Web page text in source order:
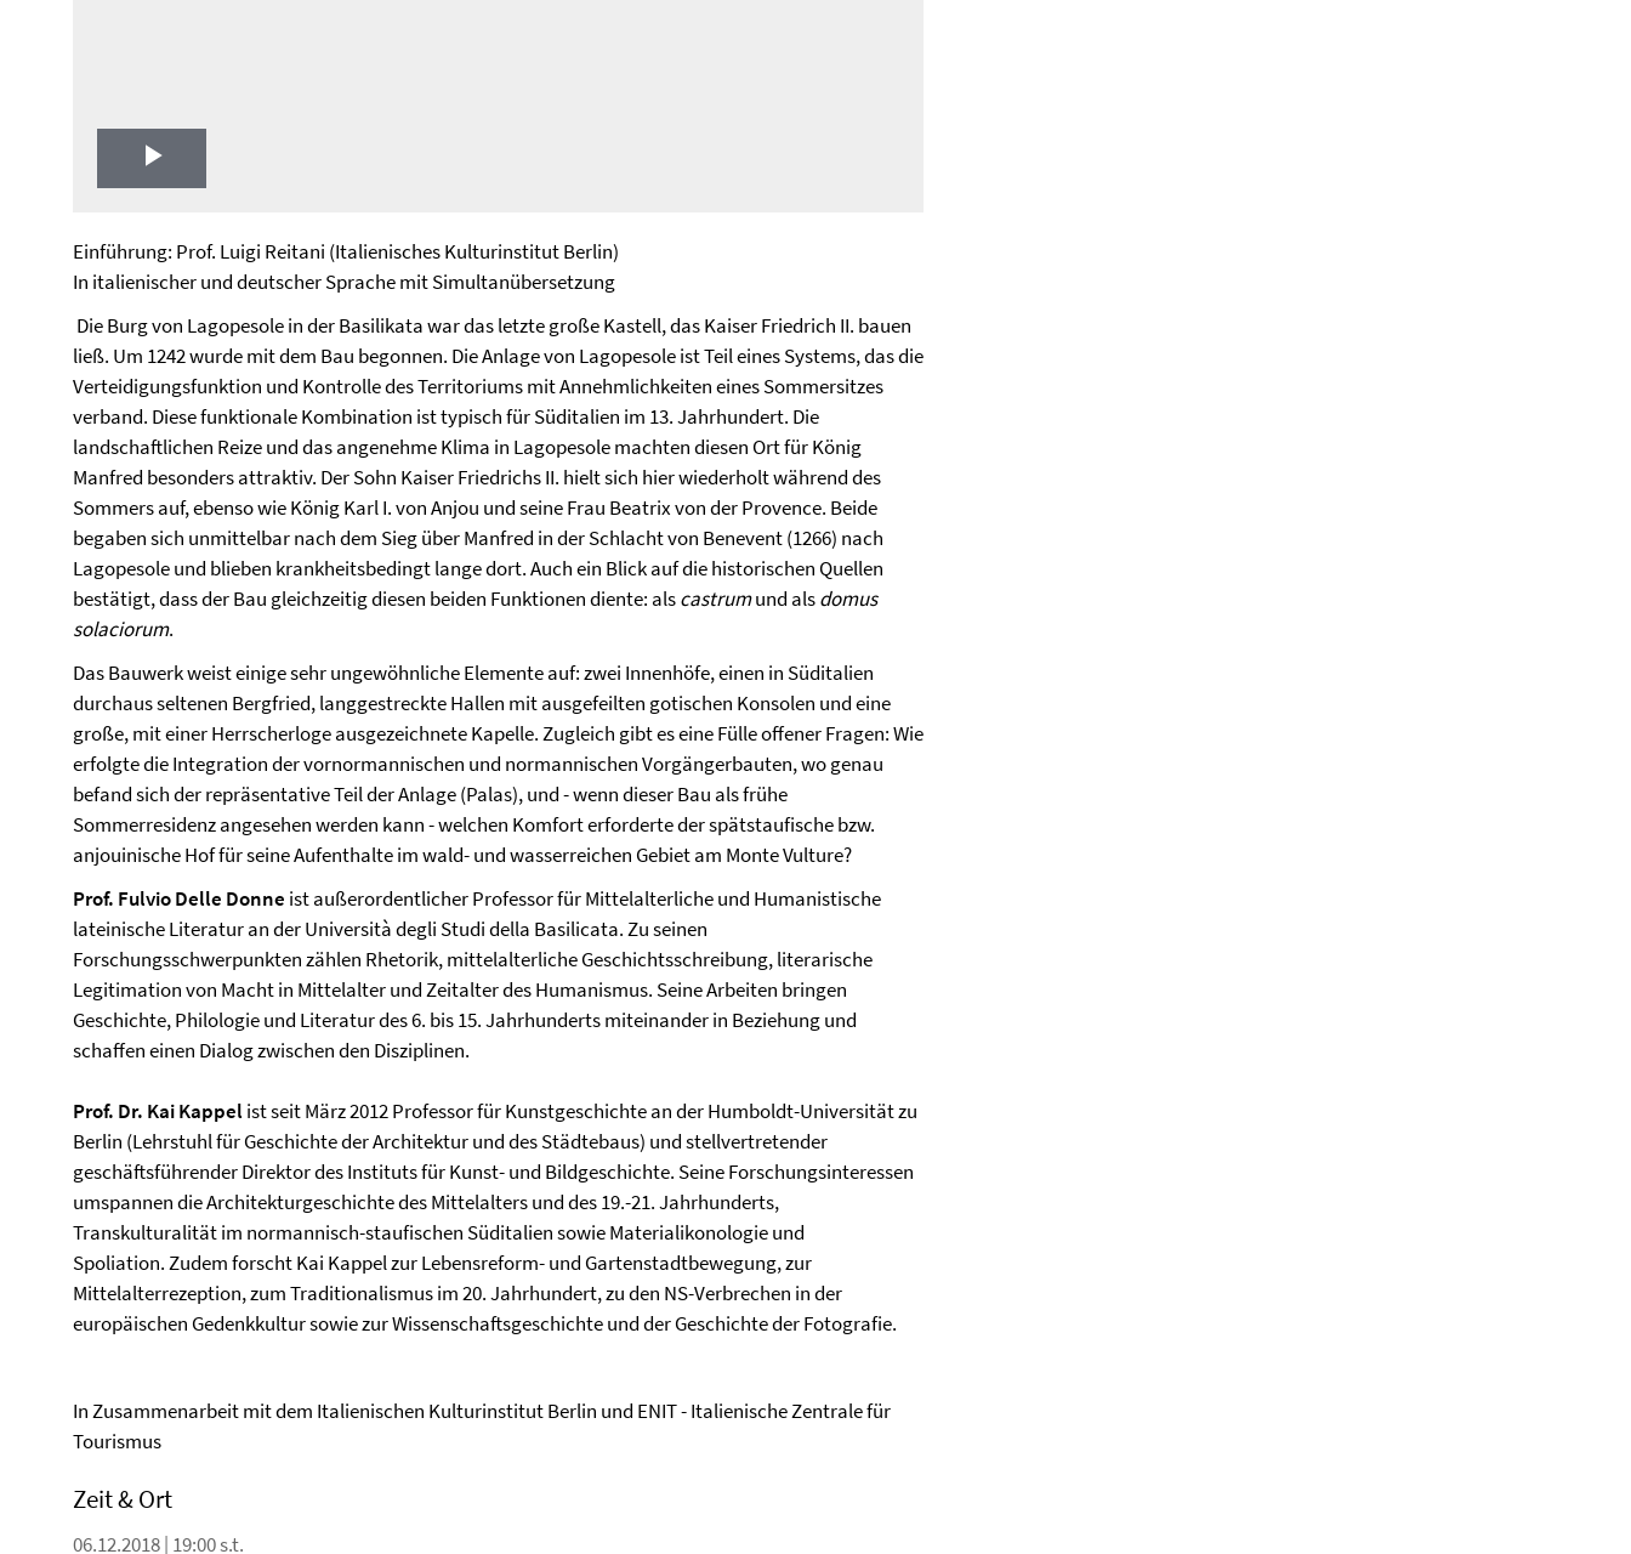
Play
Video
Einführung: Prof. Luigi Reitani (Italienisches Kulturinstitut Berlin)
In italienischer und deutscher Sprache mit Simultanübersetzung
Die Burg von Lagopesole in der Basilikata war das letzte große Kastell, das Kaiser Friedrich II. bauen
ließ. Um 1242 wurde mit dem Bau begonnen. Die Anlage von Lagopesole ist Teil eines Systems, das die
Verteidigungsfunktion und Kontrolle des Territoriums mit Annehmlichkeiten eines Sommersitzes
verband. Diese funktionale Kombination ist typisch für Süditalien im 13. Jahrhundert. Die
landschaftlichen Reize und das angenehme Klima in Lagopesole machten diesen Ort für König
Manfred besonders attraktiv. Der Sohn Kaiser Friedrichs II. hielt sich hier wiederholt während des
Sommers auf, ebenso wie König Karl I. von Anjou und seine Frau Beatrix von der Provence. Beide
begaben sich unmittelbar nach dem Sieg über Manfred in der Schlacht von Benevent (1266) nach
Lagopesole und blieben krankheitsbedingt lange dort. Auch ein Blick auf die historischen Quellen
bestätigt, dass der Bau gleichzeitig diesen beiden Funktionen diente: alscastrumund alsdomus
solaciorum.
Das Bauwerk weist einige sehr ungewöhnliche Elemente auf: zwei Innenhöfe, einen in Süditalien
durchaus seltenen Bergfried, langgestreckte Hallen mit ausgefeilten gotischen Konsolen und eine
große, mit einer Herrscherloge ausgezeichnete Kapelle. Zugleich gibt es eine Fülle offener Fragen: Wie
erfolgte die Integration der vornormannischen und normannischen Vorgängerbauten, wo genau
befand sich der repräsentative Teil der Anlage (Palas), und - wenn dieser Bau als frühe
Sommerresidenz angesehen werden kann - welchen Komfort erforderte der spätstaufische bzw.
anjouinische Hof für seine Aufenthalte im wald- und wasserreichen Gebiet am Monte Vulture?
Prof. Fulvio Delle Donne ist außerordentlicher Professor für Mittelalterliche und Humanistische
lateinische Literatur an der Università degli Studi della Basilicata. Zu seinen
Forschungsschwerpunkten zählen Rhetorik, mittelalterliche Geschichtsschreibung, literarische
Legitimation von Macht in Mittelalter und Zeitalter des Humanismus. Seine Arbeiten bringen
Geschichte, Philologie und Literatur des 6. bis 15. Jahrhunderts miteinander in Beziehung und
schaffen einen Dialog zwischen den Disziplinen.
Prof. Dr. Kai Kappelist seit März 2012 Professor für Kunstgeschichte an der Humboldt-Universität zu
Berlin (Lehrstuhl für Geschichte der Architektur und des Städtebaus) und stellvertretender
geschäftsführender Direktor des Instituts für Kunst- und Bildgeschichte. Seine Forschungsinteressen
umspannen die Architekturgeschichte des Mittelalters und des 19.-21. Jahrhunderts,
Transkulturalität im normannisch-staufischen Süditalien sowie Materialikonologie und
Spoliation. Zudem forscht Kai Kappel zur Lebensreform- und Gartenstadtbewegung, zur
Mittelalterrezeption, zum Traditionalismus im 20. Jahrhundert, zu den NS-Verbrechen in der
europäischen Gedenkkultur sowie zur Wissenschaftsgeschichte und der Geschichte der Fotografie.
In Zusammenarbeit mit dem Italienischen Kulturinstitut Berlin und ENIT - Italienische Zentrale für
Tourismus
Zeit & Ort
06.12.2018 | 19:00 s.t.